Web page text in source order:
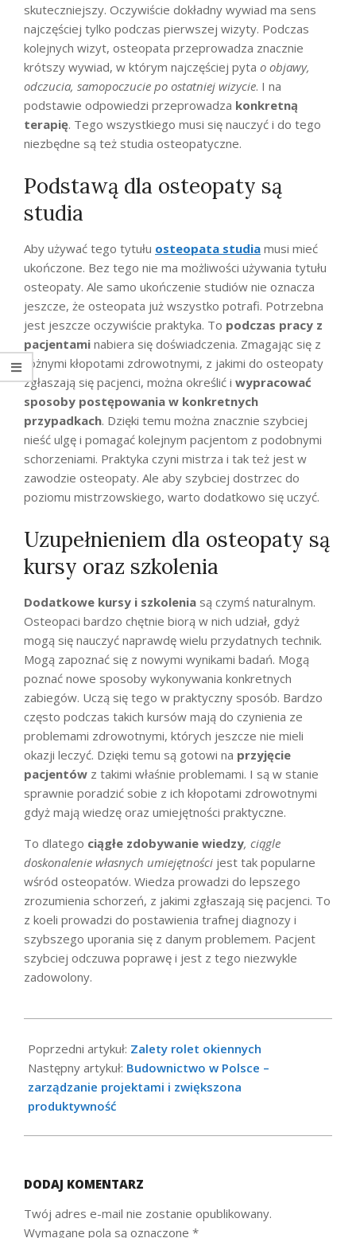
skuteczniejszy. Oczywiście dokładny wywiad ma sens
najczęściej tylko podczas pierwszej wizyty. Podczas
kolejnych wizyt, osteopata przeprowadza znacznie
krótszy wywiad, w którym najczęściej pyta o objawy,
odczucia, samopoczucie po ostatniej wizycie. I na
podstawie odpowiedzi przeprowadza konkretną
terapię. Tego wszystkiego musi się nauczyć i do tego
niezbędne są też studia osteopatyczne.
Podstawą dla osteopaty są
studia
Aby używać tego tytułu osteopata studia musi mieć
ukończone. Bez tego nie ma możliwości używania tytułu
osteopaty. Ale samo ukończenie studiów nie oznacza
jeszcze, że osteopata już wszystko potrafi. Potrzebna
jest jeszcze oczywiście praktyka. To podczas pracy z
pacjentami nabiera się doświadczenia. Zmagając się z
różnymi kłopotami zdrowotnymi, z jakimi do osteopaty
zgłaszają się pacjenci, można określić i wypracować
sposoby postępowania w konkretnych
przypadkach. Dzięki temu można znacznie szybciej
nieść ulgę i pomagać kolejnym pacjentom z podobnymi
schorzeniami. Praktyka czyni mistrza i tak też jest w
zawodzie osteopaty. Ale aby szybciej dostrzec do
poziomu mistrzowskiego, warto dodatkowo się uczyć.
Uzupełnieniem dla osteopaty są
kursy oraz szkolenia
Dodatkowe kursy i szkolenia są czymś naturalnym.
Osteopaci bardzo chętnie biorą w nich udział, gdyż
mogą się nauczyć naprawdę wielu przydatnych technik.
Mogą zapoznać się z nowymi wynikami badań. Mogą
poznać nowe sposoby wykonywania konkretnych
zabiegów. Uczą się tego w praktyczny sposób. Bardzo
często podczas takich kursów mają do czynienia ze
problemami zdrowotnymi, których jeszcze nie mieli
okazji leczyć. Dzięki temu są gotowi na przyjęcie
pacjentów z takimi właśnie problemami. I są w stanie
sprawnie poradzić sobie z ich kłopotami zdrowotnymi
gdyż mają wiedzę oraz umiejętności praktyczne.
To dlatego ciągłe zdobywanie wiedzy, ciągle
doskonalenie własnych umiejętności jest tak popularne
wśród osteopatów. Wiedza prowadzi do lepszego
zrozumienia schorzeń, z jakimi zgłaszają się pacjenci. To
z koeli prowadzi do postawienia trafnej diagnozy i
szybszego uporania się z danym problemem. Pacjent
szybciej odczuwa poprawę i jest z tego niezwykle
zadowolony.
10-
01
Poprzedni artykuł: Zalety rolet okiennych
Następny artykuł: Budownictwo w Polsce –
zarządzanie projektami i zwiększona
produktywność
DODAJ KOMENTARZ
Twój adres e-mail nie zostanie opublikowany.
Wymagane pola są oznaczone *